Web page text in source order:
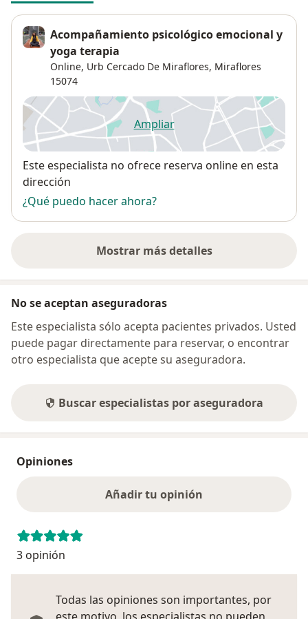
Acompañamiento psicológico emocional y
yoga terapia
Online, Urb Cercado De Miraflores, Miraflores
15074
Ampliarse abre en una nueva
Disponibilidad
Este especialista no ofrece reserva online en esta
dirección
¿Qué puedo hacer ahora?
Mostrar más detalles
sobre la dirección
No se aceptan aseguradoras
Este especialista sólo acepta pacientes privados. Usted
puede pagar directamente para reservar, o encontrar
otro especialista que acepte su aseguradora.
Buscar especialistas por aseguradora
Opiniones
Añadir tu opinión
3 opinión
Todas las opiniones son importantes, por